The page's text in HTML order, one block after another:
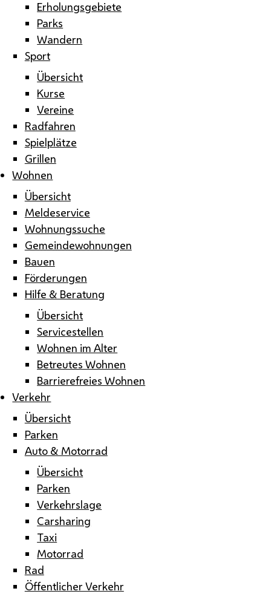
Erholungsgebiete
Parks
Wandern
Sport
Übersicht
Kurse
Vereine
Radfahren
Spielplätze
Grillen
Wohnen
Übersicht
Meldeservice
Wohnungssuche
Gemeindewohnungen
Bauen
Förderungen
Hilfe & Beratung
Übersicht
Servicestellen
Wohnen im Alter
Betreutes Wohnen
Barrierefreies Wohnen
Verkehr
Übersicht
Parken
Auto & Motorrad
Übersicht
Parken
Verkehrslage
Carsharing
Taxi
Motorrad
Rad
Öffentlicher Verkehr